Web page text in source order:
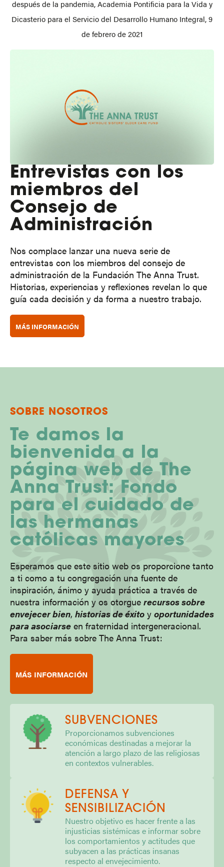
después de la pandemia, Academia Pontificia para la Vida y
Dicasterio para el Servicio del Desarrollo Humano Integral, 9
de febrero de 2021
Entrevistas con los
miembros del
Consejo de
Administración
Nos complace lanzar una nueva serie de
entrevistas con los miembros del consejo de
administración de la Fundación The Anna Trust.
Historias, experiencias y reflexiones revelan lo que
guía cada decisión y da forma a nuestro trabajo.
MÁS INFORMACIÓN
SOBRE NOSOTROS
Te damos la
bienvenida a la
página web de The
Anna Trust: Fondo
para el cuidado de
las hermanas
católicas mayores
Esperamos que este sitio web os proporcione tanto
a ti como a tu congregación una fuente de
inspiración, ánimo y ayuda práctica a través de
nuestra información y os otorgue recursos sobre
envejecer bien, historias de éxito y oportunidades
para asociarse en fraternidad intergeneracional.
Para saber más sobre The Anna Trust:
MÁS INFORMACIÓN
SUBVENCIONES
Proporcionamos subvenciones
económicas destinadas a mejorar la
atención a largo plazo de las religiosas
en contextos vulnerables.
DEFENSA Y
SENSIBILIZACIÓN
Nuestro objetivo es hacer frente a las
injusticias sistémicas e informar sobre
los comportamientos y actitudes que
subyacen a las prácticas insanas
respecto al envejecimiento.